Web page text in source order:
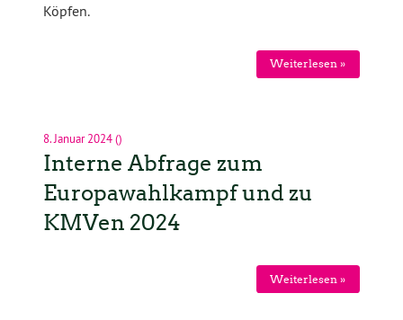
Köpfen.
Weiterlesen »
8. Januar 2024()
Interne Abfrage zum
Europawahlkampf und zu
KMVen 2024
Weiterlesen »